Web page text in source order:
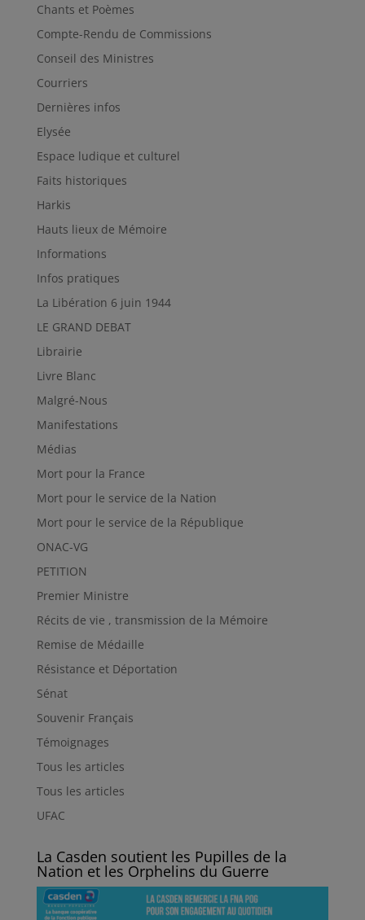
Chants et Poèmes
Compte-Rendu de Commissions
Conseil des Ministres
Courriers
Dernières infos
Elysée
Espace ludique et culturel
Faits historiques
Harkis
Hauts lieux de Mémoire
Informations
Infos pratiques
La Libération 6 juin 1944
LE GRAND DEBAT
Librairie
Livre Blanc
Malgré-Nous
Manifestations
Médias
Mort pour la France
Mort pour le service de la Nation
Mort pour le service de la République
ONAC-VG
PETITION
Premier Ministre
Récits de vie , transmission de la Mémoire
Remise de Médaille
Résistance et Déportation
Sénat
Souvenir Français
Témoignages
Tous les articles
Tous les articles
UFAC
La Casden soutient les Pupilles de la
Nation et les Orphelins du Guerre